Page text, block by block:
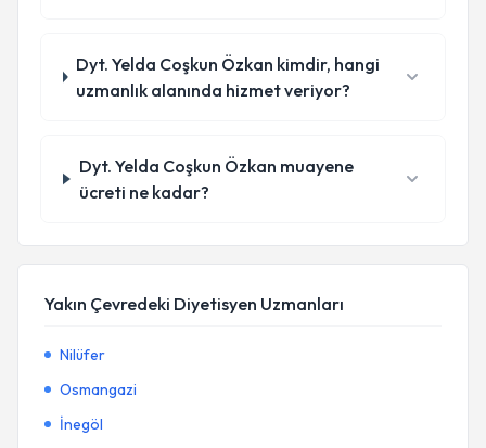
Dyt. Yelda Coşkun Özkan kimdir, hangi
uzmanlık alanında hizmet veriyor?
Dyt. Yelda Coşkun Özkan muayene
ücreti ne kadar?
Yakın Çevredeki Diyetisyen Uzmanları
Nilüfer
Osmangazi
İnegöl